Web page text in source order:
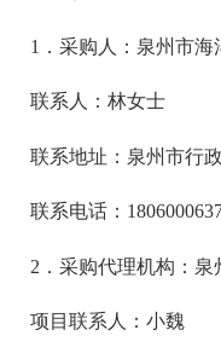
1．采购人：泉州市海
联系人：林女士
联系地址：泉州市行政
联系电话：
2．采购代理机构：泉
项目联系人：小魏